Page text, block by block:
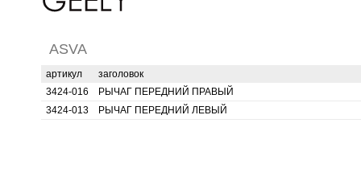
ASVA
артикул
заголовок
3424-016
РЫЧАГ ПЕРЕДНИЙ ПРАВЫЙ
3424-013
РЫЧАГ ПЕРЕДНИЙ ЛЕВЫЙ